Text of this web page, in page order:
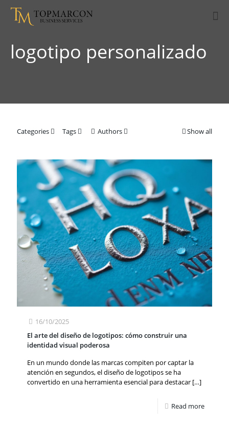
logotipo personalizado
Categories Tags Authors Show all
16/10/2025
El arte del diseño de logotipos: cómo construir una
identidad visual poderosa
En un mundo donde las marcas compiten por captar la
atención en segundos, el diseño de logotipos se ha
convertido en una herramienta esencial para destacar […]
Read more